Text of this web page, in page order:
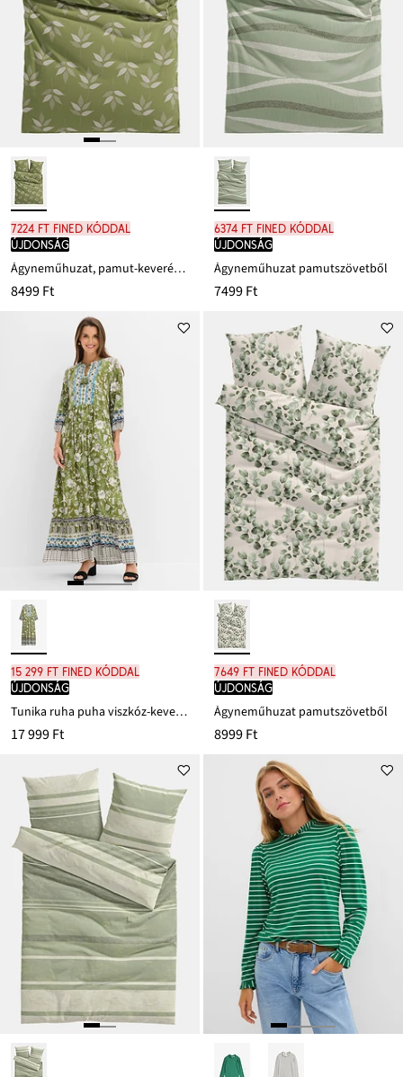
7224 Ft FINED kóddal
újdonság
Ágyneműhuzat, pamut-keverékből
8499 Ft
6374 Ft FINED kóddal
újdonság
Ágyneműhuzat pamutszövetből
7499 Ft
15 299 Ft FINED kóddal
újdonság
Tunika ruha puha viszkóz-keverékből
17 999 Ft
7649 Ft FINED kóddal
újdonság
Ágyneműhuzat pamutszövetből
8999 Ft